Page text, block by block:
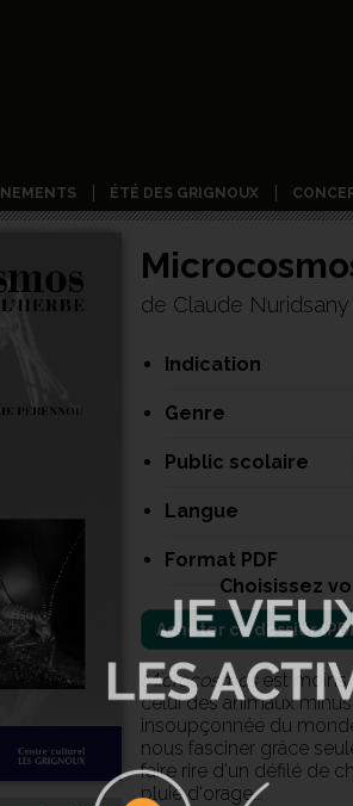
ÉTÉ DES GRIGNOUX
de Claude
Indication
Genre
Public scolaire
Langue
Format PDF
Microcosmosest moins
celui des animaux
insoupçonnée du
nous fasciner grâce
faire rire d'un défilé de
pluie d'orage...
Choisissez